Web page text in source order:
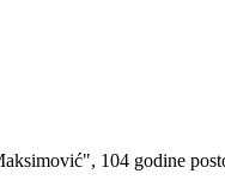
104 godine